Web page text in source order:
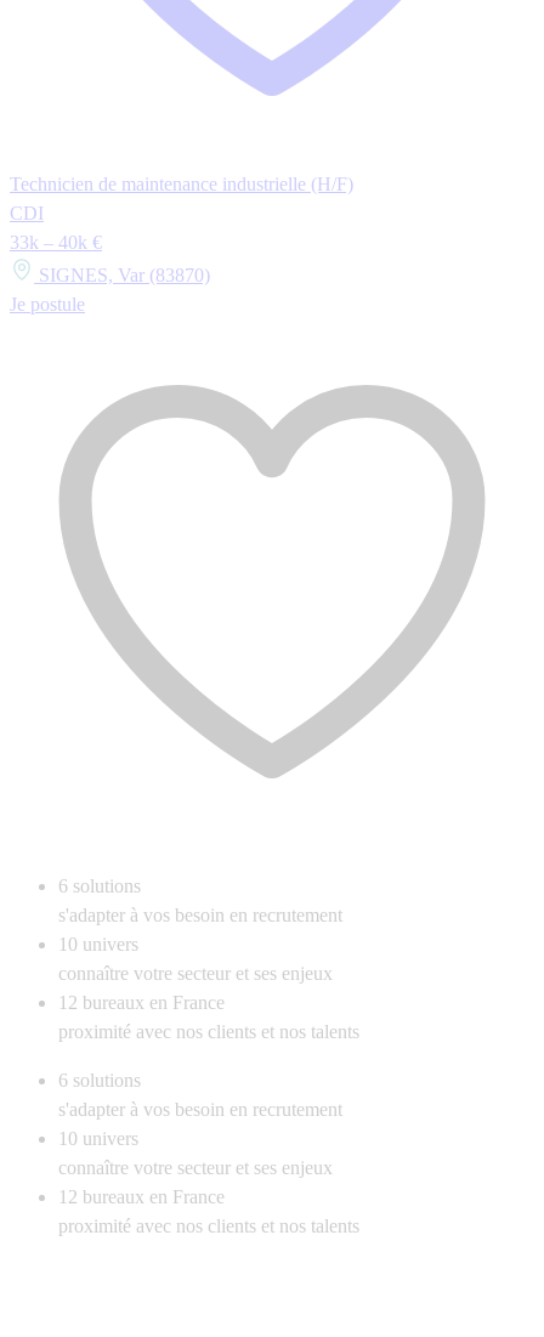
Technicien de maintenance industrielle (H/F)
CDI
33k – 40k €
SIGNES, Var (83870)
Je postule
6 solutions
s'adapter à vos besoin en recrutement
10 univers
connaître votre secteur et ses enjeux
12 bureaux en France
proximité avec nos clients et nos talents
6 solutions
s'adapter à vos besoin en recrutement
10 univers
connaître votre secteur et ses enjeux
12 bureaux en France
proximité avec nos clients et nos talents